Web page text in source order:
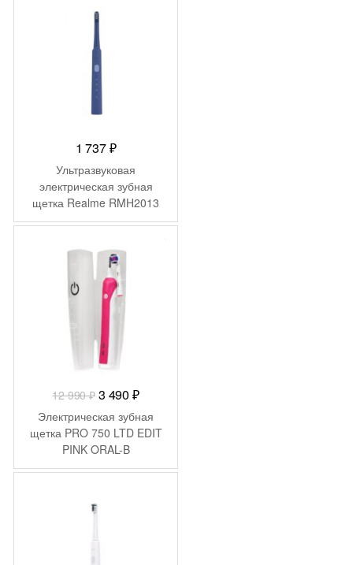
1 737₽
Ультразвуковая
электрическая зубная
щетка Realme RMH2013
(N1) Цвет: Синий (Blue)
12 990₽ Первоначальная
цена
составляла
12
990 ₽.
3 490 ₽Текущая
цена:
3
Электрическая зубная
щетка PRO 750 LTD EDIT
PINK ORAL-B